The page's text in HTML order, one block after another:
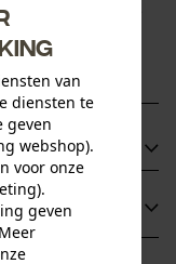
bijzonder stabiele
spaanders en
voor betere
van
diensten te
geven
webshop).
voor onze
geven